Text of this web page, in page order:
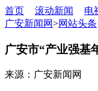
首页 滚动新闻 电
广安新闻网>网站头条
广安市“产业强基
来源：广安新闻网